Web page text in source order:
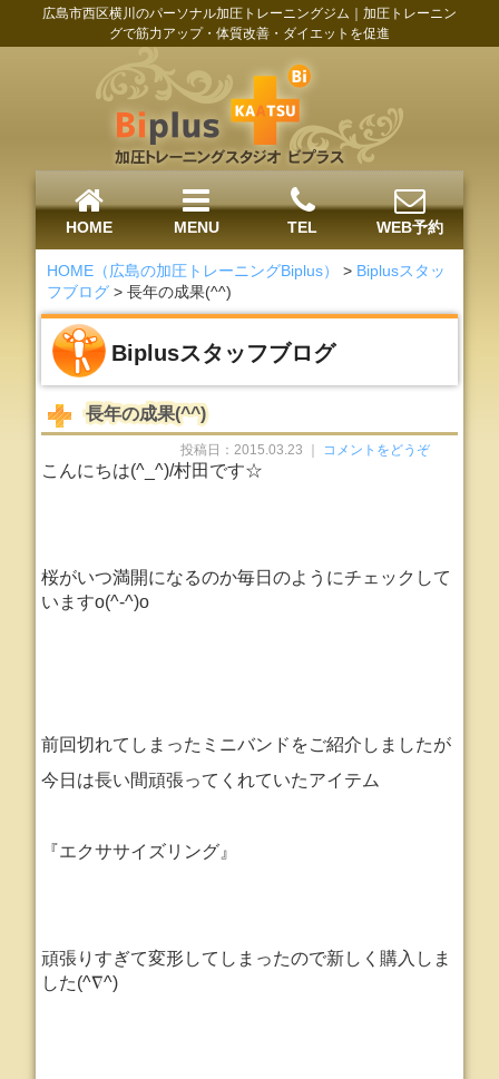
広島市西区横川のパーソナル加圧トレーニングジム｜加圧トレーニン
グで筋力アップ・体質改善・ダイエットを促進
HOME MENU TEL WEB予約
HOME（広島の加圧トレーニングBiplus） > Biplusスタッ
フブログ >長年の成果(^^)
Biplusスタッフブログ
長年の成果(^^)
投稿日：2015.03.23 ｜ コメントをどうぞ
こんにちは(^_^)/村田です☆
桜がいつ満開になるのか毎日のようにチェックして
いますo(^-^)o
前回切れてしまったミニバンドをご紹介しましたが
今日は長い間頑張ってくれていたアイテム
『エクササイズリング』
頑張りすぎて変形してしまったので新しく購入しま
した(^∇^)